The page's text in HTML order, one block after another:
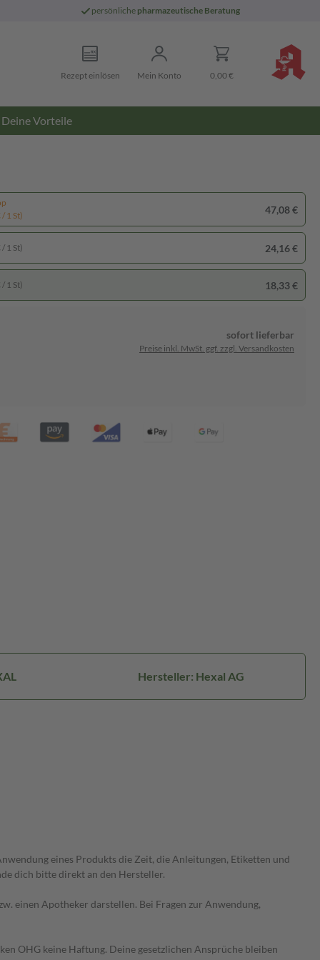
persönliche pharmazeutische Beratung
Rezept einlösen Mein Konto 0,00 €
Deine Vorteile
1 St)
47,08 €
1 St) 24,16 €
1 St) 18,33 €
sofort lieferbar
Preise inkl. MwSt. ggf. zzgl. Versandkosten
Hersteller: Hexal AG
eines Produkts die Zeit, die Anleitungen, Etiketten und
dich bitte direkt an den Hersteller.
einen Apotheker darstellen. Bei Fragen zur Anwendung,
OHG keine Haftung. Deine gesetzlichen Ansprüche bleiben